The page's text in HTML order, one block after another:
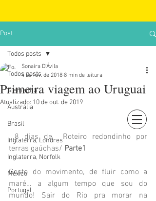
Post
Todos posts
Alemanha
Austrália
Brasil
Inglaterra, Londres
Inglaterra, Norfolk
México
Portugal
Todos posts
Primeira viagem ao Uruguai
Sonaira D'Ávila
4 de fev. de 2018 8 min de leitura
Atualizado: 10 de out. de 2019
...8 dias de  Roteiro redondinho por
terras gaúchas/ Parte1
Gosto do movimento, de fluir como a
maré… a algum tempo que sou do
mundo! Sair do Rio pra morar na